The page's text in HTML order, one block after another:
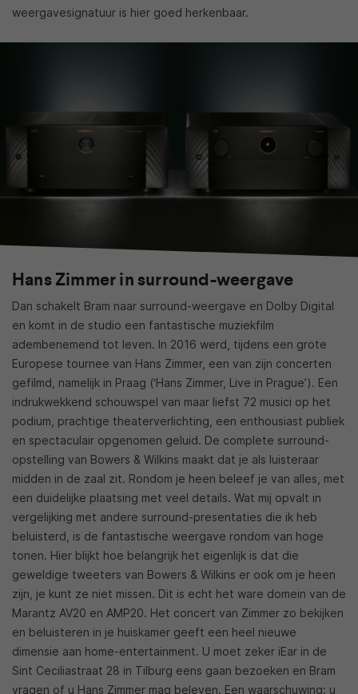
weergavesignatuur is hier goed herkenbaar.
Hans Zimmer in surround-weergave
Dan schakelt Bram naar surround-weergave en Dolby Digital
en komt in de studio een fantastische muziekfilm
adembenemend tot leven. In 2016 werd, tijdens een grote
Europese tournee van Hans Zimmer, een van zijn concerten
gefilmd, namelijk in Praag (‘Hans Zimmer, Live in Prague’). Een
indrukwekkend schouwspel van maar liefst 72 musici op het
podium, prachtige theaterverlichting, een enthousiast publiek
en spectaculair opgenomen geluid. De complete surround-
opstelling van Bowers & Wilkins maakt dat je als luisteraar
midden in de zaal zit. Rondom je heen beleef je van alles, met
een duidelijke plaatsing met veel details. Wat mij opvalt in
vergelijking met andere surround-presentaties die ik heb
beluisterd, is de fantastische weergave rondom van hoge
tonen. Hier blijkt hoe belangrijk het eigenlijk is dat die
geweldige tweeters van Bowers & Wilkins er ook om je heen
zijn, je kunt ze niet missen. Dit is echt het ware domein van de
Marantz AV20 en AMP20. Het concert van Zimmer zo bekijken
en beluisteren in je huiskamer geeft een heel nieuwe
dimensie aan home-entertainment. U moet zeker iEar in de
Sint Ceciliastraat 28 in Tilburg eens gaan bezoeken en Bram
vragen of u Hans Zimmer mag beleven. Een waarschuwing: u